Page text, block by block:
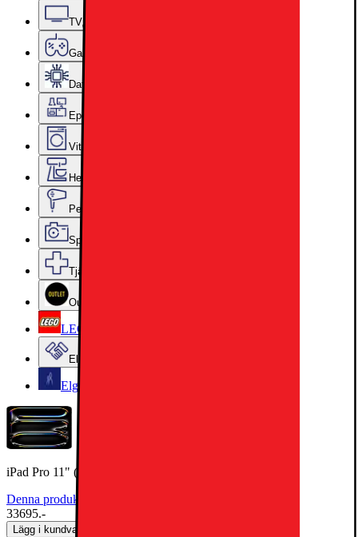
TV, Ljud & Smart Hem
Gaming
Datorkomponenter
Epoq Kök & Tvättstuga
Vitvaror
Hem, Hushåll & Trädgård
Personvård, Hälsa & Skönhet
Sport & Fritid
Tjänster & Tillbehör
Outlet
LEGO
Elgiganten Företag
Elgiganten Kundklubb
iPad Pro 11" (M5) 2TB WiFi + 5G (Space Black)
Denna produkt har ännu inte blivit bedömd.
33695.-
Lägg i kundvagn